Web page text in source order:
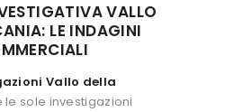
VALLO
LE INDAGINI
Vallo della
le sole investigazioni